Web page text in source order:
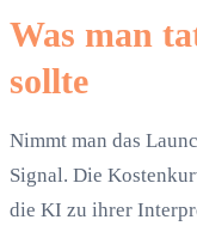
Was man
sollte
Nimmt man das
Signal. Die
die KI zu ihrer